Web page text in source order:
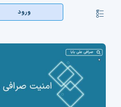
کنترلر
بازار ارزها
اپلیکیشن
ورود